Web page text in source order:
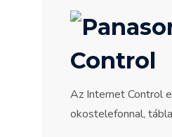
Control
Az Internet Control
okostelefonnal,